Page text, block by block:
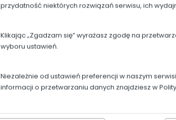
przydatność niektórych rozwiązań serwisu, ich
Klikając „Zgadzam się” wyrażasz zgodę na
wyboru ustawień.
Niezależnie od ustawień preferencji w naszym
informacji o przetwarzaniu danych znajdziesz w